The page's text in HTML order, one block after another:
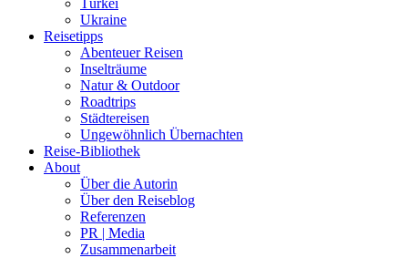
Türkei
Ukraine
Reisetipps
Abenteuer Reisen
Inselträume
Natur & Outdoor
Roadtrips
Städtereisen
Ungewöhnlich Übernachten
Reise-Bibliothek
About
Über die Autorin
Über den Reiseblog
Referenzen
PR | Media
Zusammenarbeit